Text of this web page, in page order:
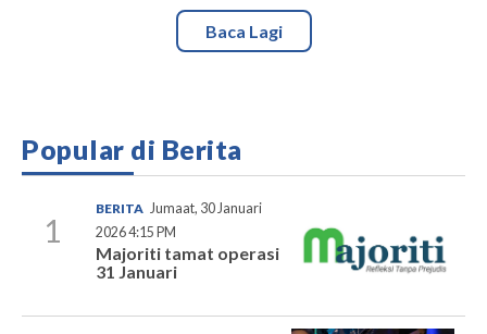
Baca Lagi
Popular di Berita
1
BERITA Jumaat, 30 Januari
2026 4:15 PM
Majoriti tamat operasi
31 Januari